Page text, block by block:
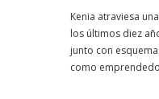
Kenia atraviesa
los últimos diez
junto con
como